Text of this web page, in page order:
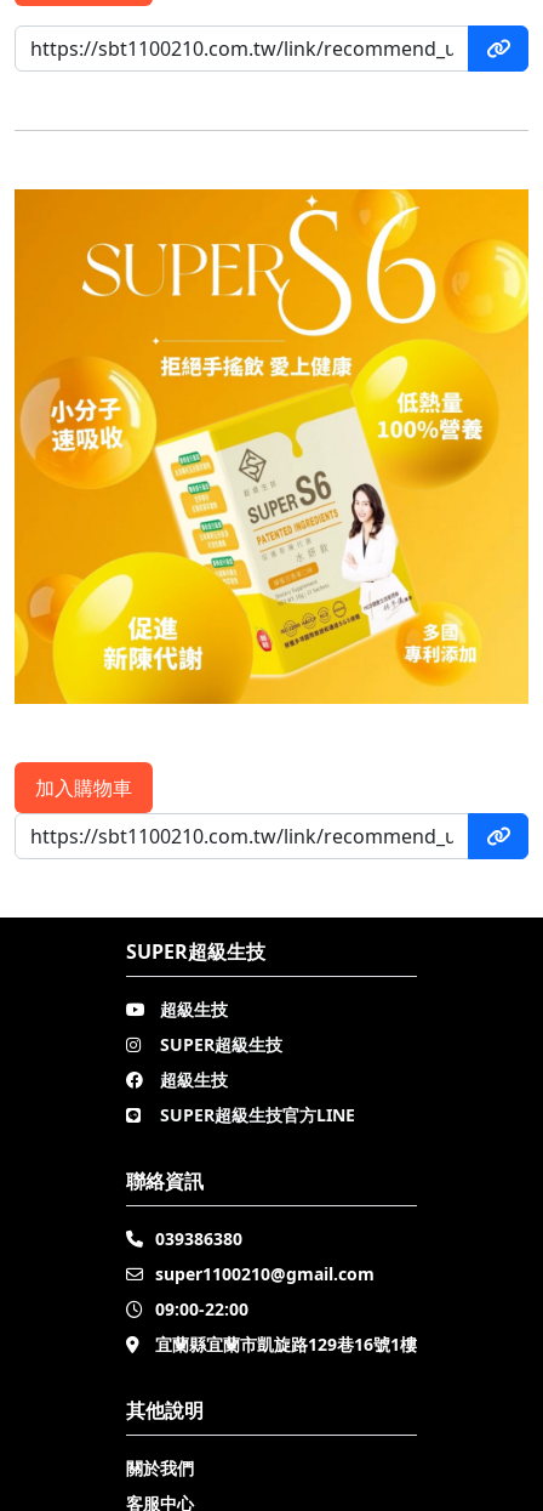
加入購物車
SUPER超級生技
超級生技
SUPER超級生技
超級生技
SUPER超級生技官方LINE
聯絡資訊
039386380
super1100210@gmail.com
09:00-22:00
宜蘭縣宜蘭市凱旋路129巷16號1樓
其他說明
關於我們
客服中心